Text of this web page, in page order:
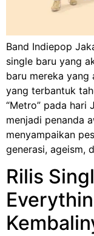
Band Indiepop
single baru yang
baru mereka yang
yang terbantuk
“Metro” pada hari
menjadi penanda
menyampaikan
generasi, ageism,
Rilis